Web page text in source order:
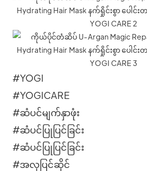
#YOGI
#YOGICARE
#ဆံပင်မျက်နှာဖုံး
#ဆံပင်ပြုပြင်ခြင်း
#ဆံပင်ပြုပြင်ခြင်း
#အလှပြင်ဆိုင်